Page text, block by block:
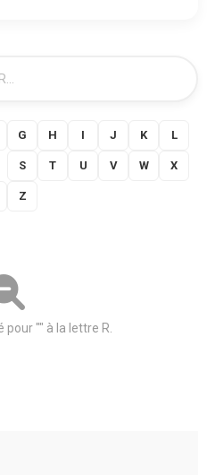
G H I J K L
S T U V W X
Z
"" à la lettre R.